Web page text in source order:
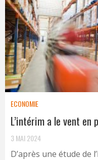
ECONOMIE
L’intérim a le vent en
3 MAI 2024
D’après une étude de